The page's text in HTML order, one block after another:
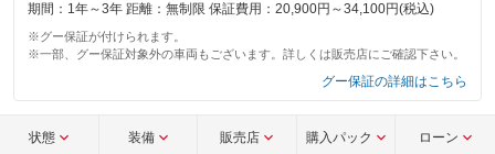
期間：1年～3年 距離：無制限 保証費用：20,900円～34,100円(税込)
※グー保証が付けられます。
※一部、グー保証対象外の車両もございます。詳しくは販売店にご確認下さい。
グー保証の詳細はこちら
状態 装備 販売店 購入パック ローン